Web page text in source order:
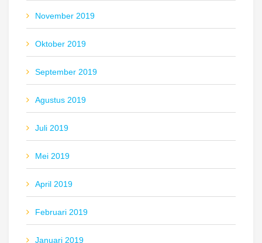
November 2019
Oktober 2019
September 2019
Agustus 2019
Juli 2019
Mei 2019
April 2019
Februari 2019
Januari 2019